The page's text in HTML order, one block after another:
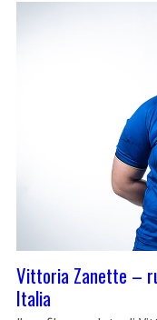
Vittoria Zanette –
Italia